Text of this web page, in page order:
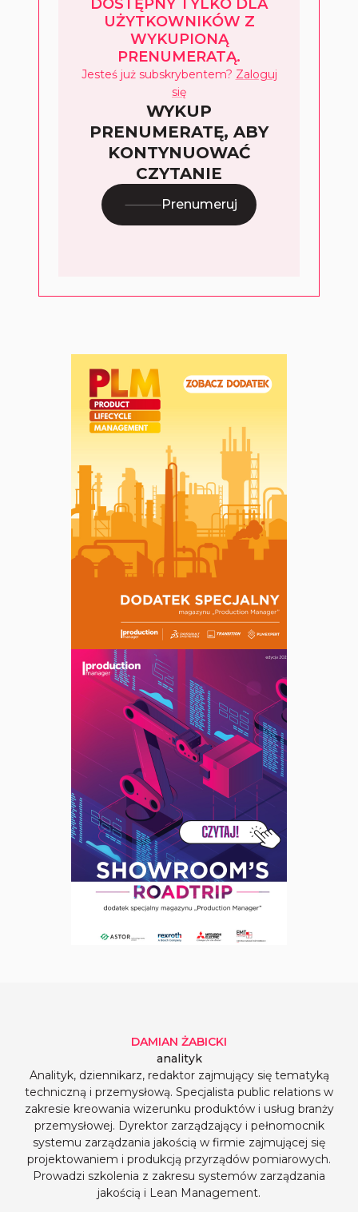
DOSTĘPNY TYLKO DLA
UŻYTKOWNIKÓW Z
WYKUPIONĄ
PRENUMERATĄ.
Jesteś już subskrybentem? Zaloguj
się
WYKUP
PRENUMERATĘ, ABY
KONTYNUOWAĆ
CZYTANIE
Prenumeruj
DAMIAN ŻABICKI
analityk
Analityk, dziennikarz, redaktor zajmujący się tematyką
techniczną i przemysłową. Specjalista public relations w
zakresie kreowania wizerunku produktów i usług branży
przemysłowej. Dyrektor zarządzający i pełnomocnik
systemu zarządzania jakością w firmie zajmującej się
projektowaniem i produkcją przyrządów pomiarowych.
Prowadzi szkolenia z zakresu systemów zarządzania
jakością i Lean Management.